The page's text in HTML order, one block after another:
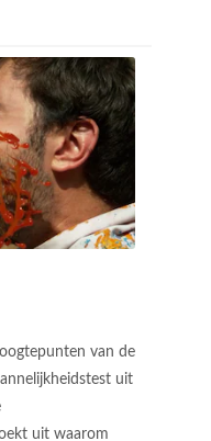
van de
uit
uit waarom